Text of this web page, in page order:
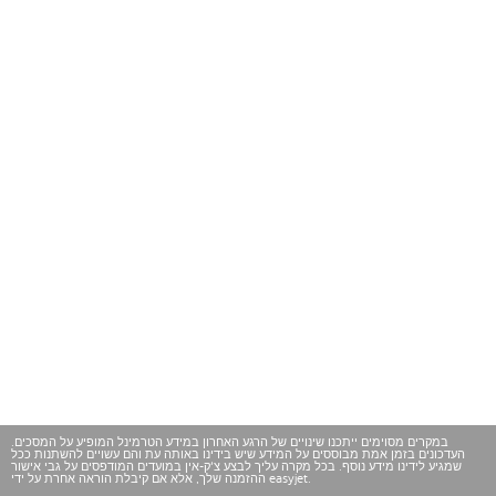
במקרים מסוימים ייתכנו שינויים של הרגע האחרון במידע הטרמינל המופיע על המסכים.
העדכונים בזמן אמת מבוססים על המידע שיש בידינו באותה עת והם עשויים להשתנות ככל
שמגיע לידינו מידע נוסף. בכל מקרה עליך לבצע צ'ק-אין במועדים המודפסים על גבי אישור
ההזמנה שלך, אלא אם קיבלת הוראה אחרת על ידי easyjet.